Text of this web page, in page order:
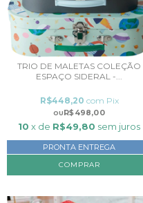
TRIO DE MALETAS COLEÇÃO
ESPAÇO SIDERAL -...
R$498,00
R$448,20 com Pix
10 x de R$49,80 sem juros
PRONTA ENTREGA